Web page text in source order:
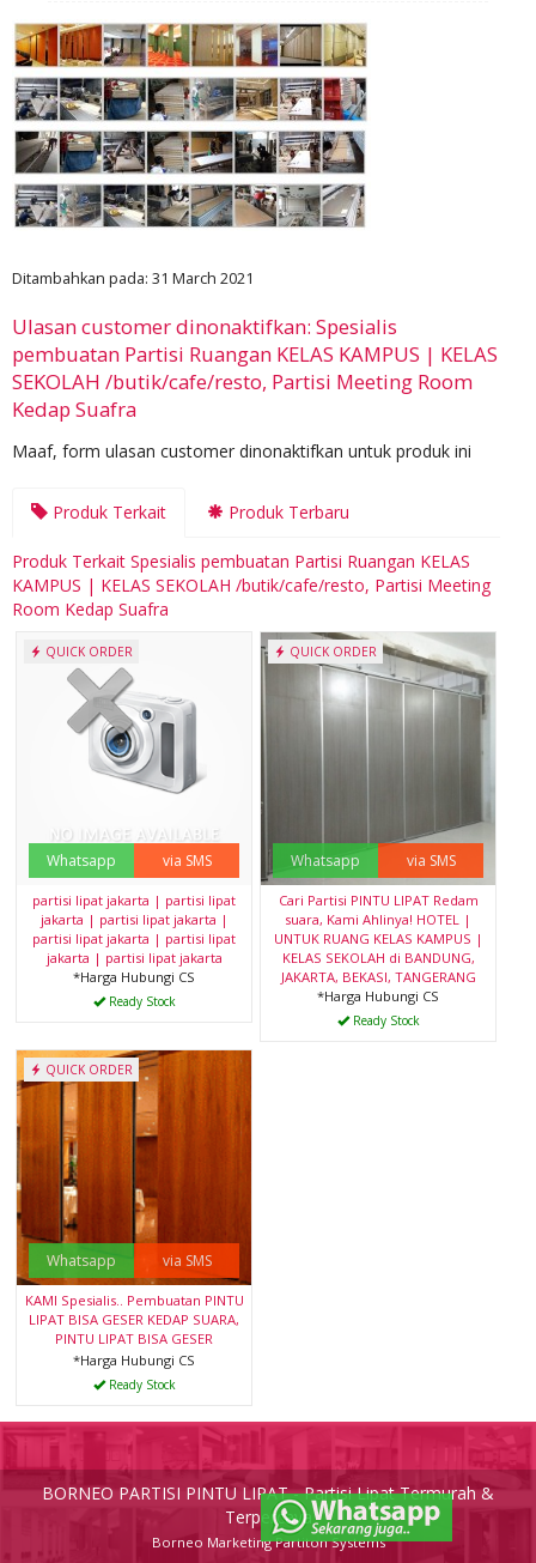
Ditambahkan pada: 31 March 2021
Ulasan customer dinonaktifkan: Spesialis
pembuatan Partisi Ruangan KELAS KAMPUS | KELAS
SEKOLAH /butik/cafe/resto, Partisi Meeting Room
Kedap Suafra
Maaf, form ulasan customer dinonaktifkan untuk produk ini
Produk Terkait Produk Terbaru
Produk Terkait Spesialis pembuatan Partisi Ruangan KELAS
KAMPUS | KELAS SEKOLAH /butik/cafe/resto, Partisi Meeting
Room Kedap Suafra
QUICK ORDER
Whatsapp via SMS
partisi lipat jakarta | partisi lipat
jakarta | partisi lipat jakarta |
partisi lipat jakarta | partisi lipat
jakarta | partisi lipat jakarta
*Harga Hubungi CS
Ready Stock
QUICK ORDER
Whatsapp via SMS
Cari Partisi PINTU LIPAT Redam
suara, Kami Ahlinya! HOTEL |
UNTUK RUANG KELAS KAMPUS |
KELAS SEKOLAH di BANDUNG,
JAKARTA, BEKASI, TANGERANG
*Harga Hubungi CS
Ready Stock
QUICK ORDER
Whatsapp via SMS
KAMI Spesialis.. Pembuatan PINTU
LIPAT BISA GESER KEDAP SUARA,
PINTU LIPAT BISA GESER
*Harga Hubungi CS
Ready Stock
BORNEO PARTISI PINTU LIPAT - Partisi Lipat Termurah &
Terpercaya
Borneo Marketing Partiton Systems